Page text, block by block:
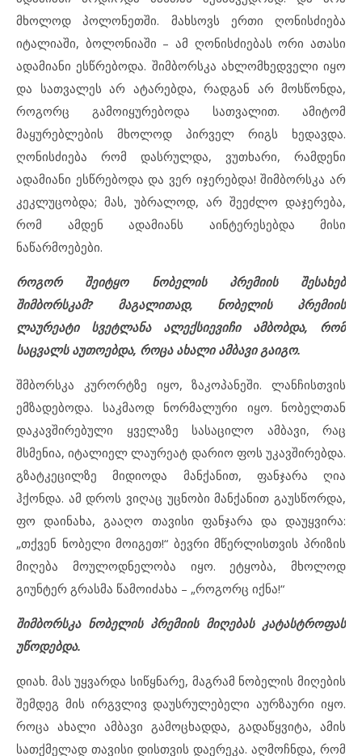
მხოლოდ პოლონეთში. მახსოვს ერთი ღონისძიება
იტალიაში, ბოლონიაში – ამ ღონისძიებას ორი ათასი
ადამიანი ესწრებოდა. შიმბორსკა ახლომხედველი იყო
და სათვალეს არ ატარებდა, რადგან არ მოსწონდა,
როგორც გამოიყურებოდა სათვალით. ამიტომ
მაყურებლების მხოლოდ პირველ რიგს ხედავდა.
ღონისძიება რომ დასრულდა, ვუთხარი, რამდენი
ადამიანი ესწრებოდა და ვერ იჯერებდა! შიმბორსკა არ
კეკლუცობდა; მას, უბრალოდ, არ შეეძლო დაჯერება,
რომ ამდენ ადამიანს აინტერესებდა მისი
ნაწარმოებები.
როგორ შეიტყო ნობელის პრემიის შესახებ
შიმბორსკამ? მაგალითად, ნობელის პრემიის
ლაურეატი სვეტლანა ალექსიევიჩი ამბობდა, რომ
საცვალს აუთოებდა, როცა ახალი ამბავი გაიგო.
შმბორსკა კურორტზე იყო, ზაკოპანეში. ლანჩისთვის
ემზადებოდა. საკმაოდ ნორმალური იყო. ნობელთან
დაკავშირებული ყველაზე სასაცილო ამბავი, რაც
მსმენია, იტალიელ ლაურეატ დარიო ფოს უკავშირებდა.
გზატკეცილზე მიდიოდა მანქანით, ფანჯარა ღია
ჰქონდა. ამ დროს ვიღაც უცნობი მანქანით გაუსწორდა,
ფო დაინახა, გააღო თავისი ფანჯარა და დაუყვირა:
„თქვენ ნობელი მოიგეთ!“ ბევრი მწერლისთვის პრიზის
მიღება მოულოდნელობა იყო. ეტყობა, მხოლოდ
გიუნტერ გრასმა წამოიძახა – „როგორც იქნა!“
შიმბორსკა ნობელის პრემიის მიღებას კატასტროფას
უწოდებდა.
დიახ. მას უყვარდა სიწყნარე, მაგრამ ნობელის მიღების
შემდეგ მის ირგვლივ დაუსრულებელი აურზაური იყო.
როცა ახალი ამბავი გამოცხადდა, გადაწყვიტა, ამის
სათქმელად თავისი დისთვის დაერეკა. აღმოჩნდა, რომ